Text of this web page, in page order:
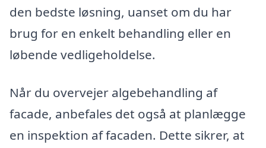
den bedste løsning, uanset om du har
brug for en enkelt behandling eller en
løbende vedligeholdelse.
Når du overvejer algebehandling af
facade, anbefales det også at planlægge
en inspektion af facaden. Dette sikrer, at